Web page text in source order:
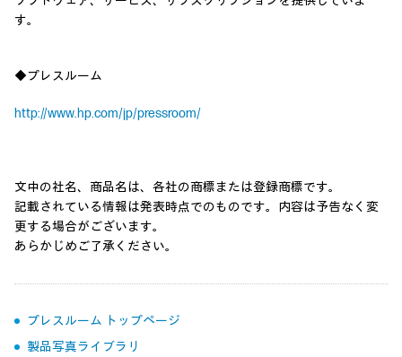
す。
◆プレスルーム
http://www.hp.com/jp/pressroom/
文中の社名、商品名は、各社の商標または登録商標です。
記載されている情報は発表時点でのものです。内容は予告なく変
更する場合がございます。
あらかじめご了承ください。
プレスルーム トップページ
製品写真ライブラリ